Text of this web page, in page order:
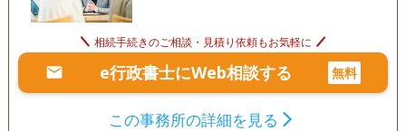
相続手続きのご相談・見積り依頼もお気軽に
e行政書士にWeb相談する 無料
この事務所の詳細を見る